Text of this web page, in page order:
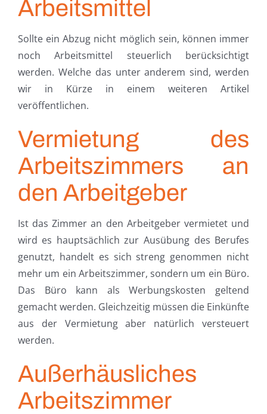
Arbeitsmittel
Sollte ein Abzug nicht möglich sein, können immer
noch Arbeitsmittel steuerlich berücksichtigt
werden. Welche das unter anderem sind, werden
wir in Kürze in einem weiteren Artikel
veröffentlichen.
Vermietung des
Arbeitszimmers an
den Arbeitgeber
Ist das Zimmer an den Arbeitgeber vermietet und
wird es hauptsächlich zur Ausübung des Berufes
genutzt, handelt es sich streng genommen nicht
mehr um ein Arbeitszimmer, sondern um ein Büro.
Das Büro kann als Werbungskosten geltend
gemacht werden. Gleichzeitig müssen die Einkünfte
aus der Vermietung aber natürlich versteuert
werden.
Außerhäusliches
Arbeitszimmer